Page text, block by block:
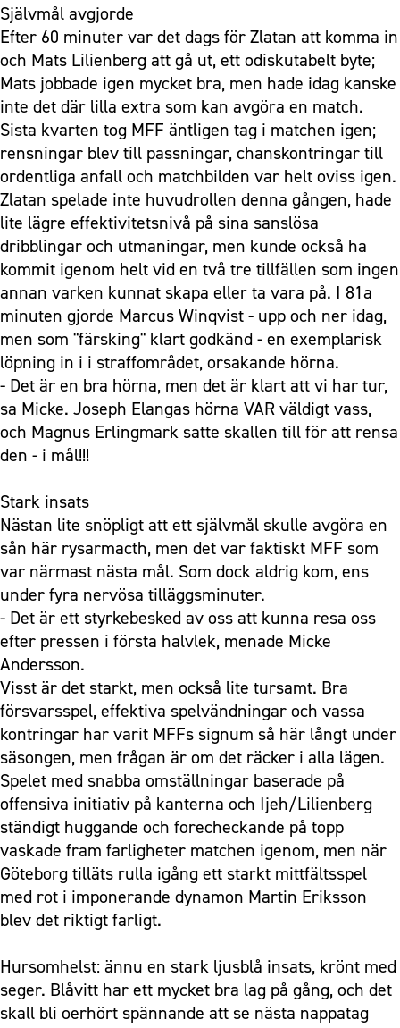
Självmål avgjorde
Efter 60 minuter var det dags för Zlatan att komma in
och Mats Lilienberg att gå ut, ett odiskutabelt byte;
Mats jobbade igen mycket bra, men hade idag kanske
inte det där lilla extra som kan avgöra en match.
Sista kvarten tog MFF äntligen tag i matchen igen;
rensningar blev till passningar, chanskontringar till
ordentliga anfall och matchbilden var helt oviss igen.
Zlatan spelade inte huvudrollen denna gången, hade
lite lägre effektivitetsnivå på sina sanslösa
dribblingar och utmaningar, men kunde också ha
kommit igenom helt vid en två tre tillfällen som ingen
annan varken kunnat skapa eller ta vara på. I 81a
minuten gjorde Marcus Winqvist - upp och ner idag,
men som "färsking" klart godkänd - en exemplarisk
löpning in i i straffområdet, orsakande hörna.
- Det är en bra hörna, men det är klart att vi har tur,
sa Micke. Joseph Elangas hörna VAR väldigt vass,
och Magnus Erlingmark satte skallen till för att rensa
den - i mål!!!
Stark insats
Nästan lite snöpligt att ett självmål skulle avgöra en
sån här rysarmacth, men det var faktiskt MFF som
var närmast nästa mål. Som dock aldrig kom, ens
under fyra nervösa tilläggsminuter.
- Det är ett styrkebesked av oss att kunna resa oss
efter pressen i första halvlek, menade Micke
Andersson.
Visst är det starkt, men också lite tursamt. Bra
försvarsspel, effektiva spelvändningar och vassa
kontringar har varit MFFs signum så här långt under
säsongen, men frågan är om det räcker i alla lägen.
Spelet med snabba omställningar baserade på
offensiva initiativ på kanterna och Ijeh/Lilienberg
ständigt huggande och forecheckande på topp
vaskade fram farligheter matchen igenom, men när
Göteborg tilläts rulla igång ett starkt mittfältsspel
med rot i imponerande dynamon Martin Eriksson
blev det riktigt farligt.
Hursomhelst: ännu en stark ljusblå insats, krönt med
seger. Blåvitt har ett mycket bra lag på gång, och det
skall bli oerhört spännande att se nästa nappatag